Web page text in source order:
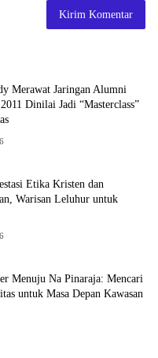
Merawat Jaringan Alumni
Dinilai Jadi “Masterclass”
Etika Kristen dan
Warisan Leluhur untuk
Menuju Na Pinaraja: Mencari
untuk Masa Depan Kawasan